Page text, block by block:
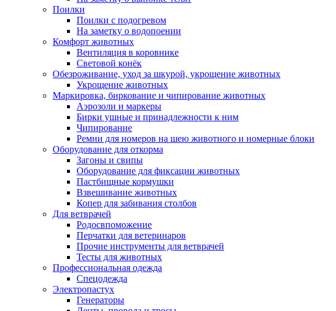
Поилки
Поилки с подогревом
На заметку о водопоении
Комфорт животных
Вентиляция в коровнике
Световой конёк
Обезроживание, уход за шкурой, укрощение животных
Укрощение животных
Маркировка, биркование и чипирование животных
Аэрозоли и маркеры
Бирки ушные и принадлежности к ним
Чипирование
Ремни для номеров на шею животного и номерные блоки
Оборудование для откорма
Загоны и свипы
Оборудование для фиксации животных
Пастбищные кормушки
Взвешивание животных
Копер для забивания столбов
Для ветврачей
Родосвпоможение
Перчатки для ветеринаров
Прочие инструменты для ветврачей
Тесты для животных
Профессиональная одежда
Cпецодежда
Электропастух
Генераторы